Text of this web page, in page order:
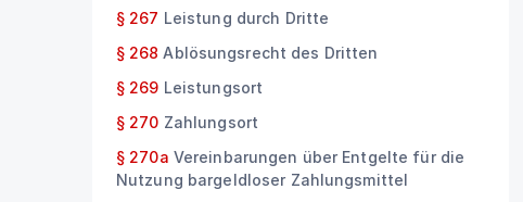
§ 267 Leistung durch Dritte
§ 268 Ablösungsrecht des Dritten
§ 269 Leistungsort
§ 270 Zahlungsort
§ 270a Vereinbarungen über Entgelte für die
Nutzung bargeldloser Zahlungsmittel